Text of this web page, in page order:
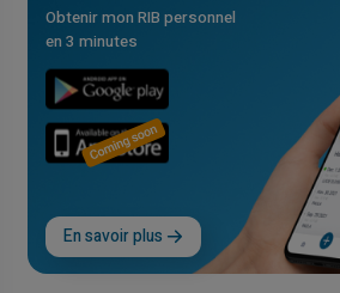
Obtenir mon RIB personnel
en 3 minutes
En savoir plus